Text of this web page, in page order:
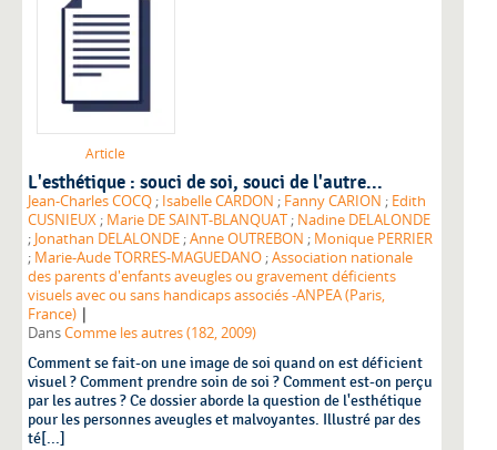
Article
L'esthétique : souci de soi, souci de l'autre...
Jean-Charles COCQ ; Isabelle CARDON ; Fanny CARION ; Edith
CUSNIEUX ; Marie DE SAINT-BLANQUAT ; Nadine DELALONDE
; Jonathan DELALONDE ;Anne OUTREBON ; Monique PERRIER
; Marie-Aude TORRES-MAGUEDANO ;Association nationale
des parents d'enfants aveugles ou gravement déficients
visuels avec ou sans handicaps associés -ANPEA (Paris,
France) |
DansComme les autres (182, 2009)
Comment se fait-on une image de soi quand on est déficient
visuel ? Comment prendre soin de soi ? Comment est-on perçu
par les autres ? Ce dossier aborde la question de l'esthétique
pour les personnes aveugles et malvoyantes. Illustré par des
té[...]